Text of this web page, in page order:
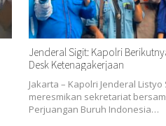
Jenderal Sigit: Kapolri
Desk Ketenagakerjaan
Jakarta – Kapolri Jenderal
meresmikan sekretariat
Perjuangan Buruh Indonesia…